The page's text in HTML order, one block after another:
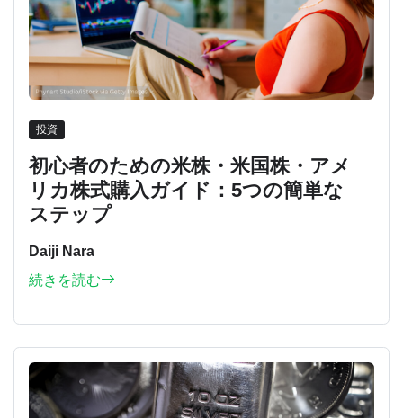
投資
初心者のための米株・米国株・アメ
リカ株式購入ガイド：5つの簡単な
ステップ
Daiji Nara
続きを読む